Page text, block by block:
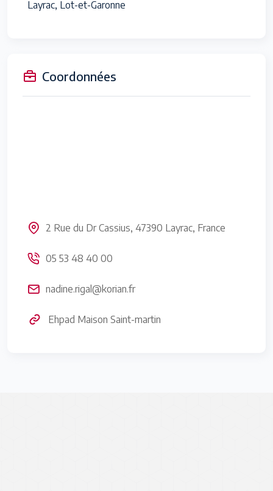
Layrac, Lot-et-Garonne
Coordonnées
2 Rue du Dr Cassius, 47390 Layrac, France
05 53 48 40 00
nadine.rigal@korian.fr
Ehpad Maison Saint-martin